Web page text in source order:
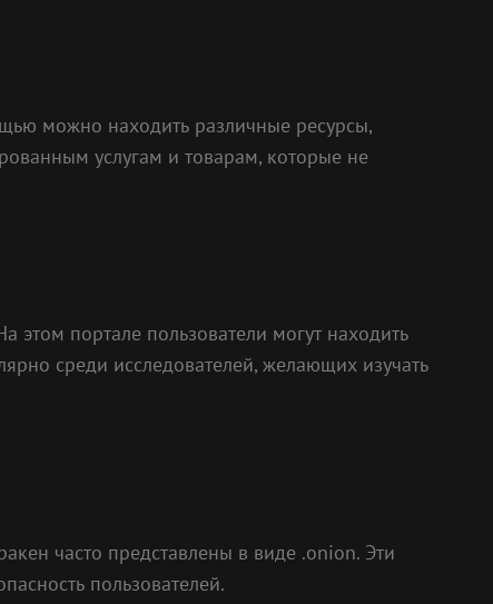
можно находить различные ресурсы,
услугам и товарам, которые не
этом портале пользователи могут находить
среди исследователей, желающих изучать
часто представлены в виде .onion. Эти
пользователей.